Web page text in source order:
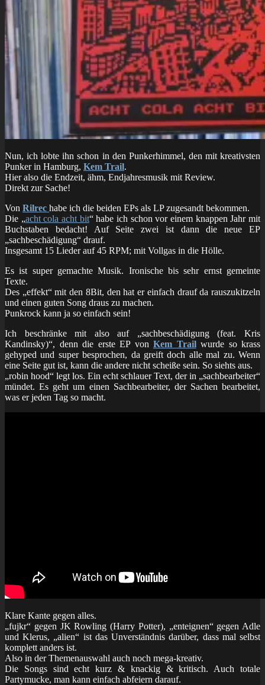
Nun, ich lobte ihn schon in den Punkerhimmel, den mit kreativsten
Punker in Hamburg, Kem Trail.
Hier also die Endzeit, ähm, Endjahresmusik mit Review.
Direkt zur Sache!
Von Rilrec habe ich die beiden EPs als LP zugesandt bekommen.
Die „acht cola acht bit“ habe ich schon vor einem knappen Jahr mit
Buchstaben bedacht! Auf Seite zwei ist dann die neue EP
„sachbeschädigung“ drauf.
Insgesamt 15 Lieder auf 45 RPM; mit Vollgas in die Hölle.
Es ist super gemachte Musik. Ironische bis sehr ernst gemeinte
Texte.
Des „effekt“ mit den 8Bit, den hat er einfach drauf da rauszukitzeln
und einen guten Song draus zu machen.
Punkrock kann ja so einfach sein!
Ich beschränke mit also auf „sachbeschädigung (feat. Kris
Kandinsky)“, denn die erste EP von Kem Trailwurde so krass
gehyped und super besprochen, da greift doch alle mal zu. Wenn
eine Seite gut ist, kann die andere nicht scheiße sein. So siehts aus.
„robin hood“ legt los. Ein echt schlauer Text, der in „sachbearbeiter“
mündet. Es geht um einen Sachbearbeiter, der Sachen bearbeitet,
was er jeden Tag so macht.
Klare Kante gegen alles.
„fujkr“ gegen JK Rowling (Harry Potter), „enteignen“ gegen Adle
und Klerus, „alien“ ist das Unverständnis darüber, dass mal selbst
komplett anders ist.
Also in der Themenauswahl auch noch mega-kreativ.
Die Songs sind echt kurz & knackig & kritisch. Auch totale
Partymucke, man kann einfach abfeiern darauf.